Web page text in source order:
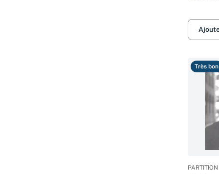
Très bon
PARTITION